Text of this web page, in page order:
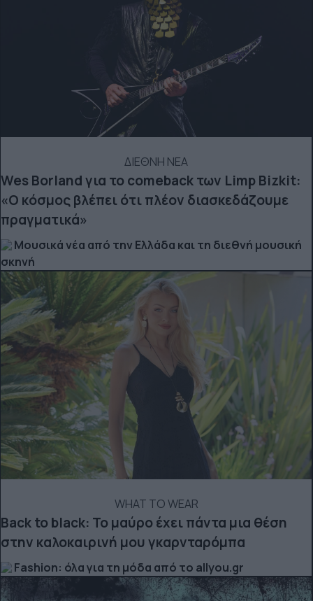
ΔΙΕΘΝΗ ΝΕΑ
Wes Borland για το comeback των Limp Bizkit:
«Ο κόσμος βλέπει ότι πλέον διασκεδάζουμε
πραγματικά»
Μουσικά νέα από την Ελλάδα και τη διεθνή μουσική
σκηνή
WHAT TO WEAR
Back to black: Το μαύρο έχει πάντα μια θέση
στην καλοκαιρινή μου γκαρνταρόμπα
Fashion: όλα για τη μόδα από το allyou.gr